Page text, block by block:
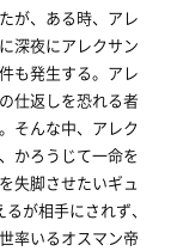
が、ある時、アレ
深夜にアレクサン
も発生する。アレ
仕返しを恐れる者
そんな中、アレク
かろうじて一命を
失脚させたいギュ
が相手にされず、
率いるオスマン帝